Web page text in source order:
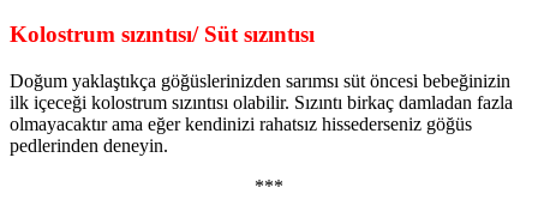
Kolostrum sızıntısı/ Süt sızıntısı
Doğum yaklaştıkça göğüslerinizden sarımsı süt öncesi bebeğinizin
ilk içeceği kolostrum sızıntısı olabilir. Sızıntı birkaç damladan fazla
olmayacaktır ama eğer kendinizi rahatsız hissederseniz göğüs
pedlerinden deneyin.
***